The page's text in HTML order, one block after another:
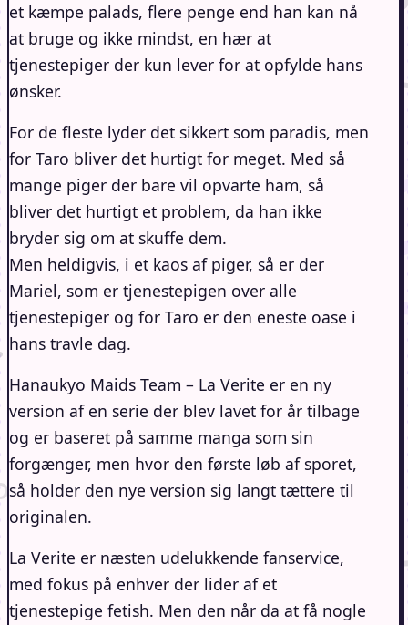
et kæmpe palads, flere penge end han kan nå
at bruge og ikke mindst, en hær at
tjenestepiger der kun lever for at opfylde hans
ønsker.
For de fleste lyder det sikkert som paradis, men
for Taro bliver det hurtigt for meget. Med så
mange piger der bare vil opvarte ham, så
bliver det hurtigt et problem, da han ikke
bryder sig om at skuffe dem.
Men heldigvis, i et kaos af piger, så er der
Mariel, som er tjenestepigen over alle
tjenestepiger og for Taro er den eneste oase i
hans travle dag.
Hanaukyo Maids Team – La Verite er en ny
version af en serie der blev lavet for år tilbage
og er baseret på samme manga som sin
forgænger, men hvor den første løb af sporet,
så holder den nye version sig langt tættere til
originalen.
La Verite er næsten udelukkende fanservice,
med fokus på enhver der lider af et
tjenestepige fetish. Men den når da at få nogle